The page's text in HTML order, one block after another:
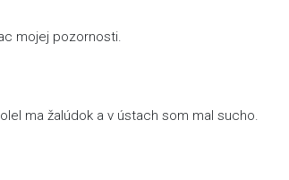
mojej pozornosti.
ma žalúdok a v ústach som mal sucho.